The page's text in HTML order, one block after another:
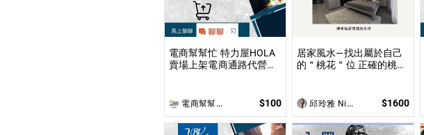
電商幫幫忙 特力屋HOLA
賣場上架電商通路代營運
電商幫幫忙(電商平台代營運/電商上架/運營策略/網路行銷) $100
居家風水—找出屬於自己
的＂桃花＂位 正確的桃花
和諧及友誼的增進！
邱玲雅 Nina $1600